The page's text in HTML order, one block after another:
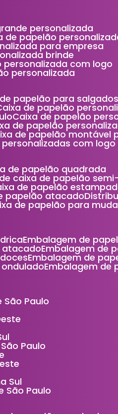
personalizada
de papelão
para empresa
brinde
personalizada com logo
personalizada
de papelão para
Caixa de papelão
Caixa de papelão
de papelão
de papelão
personalizadas com
de papelão quadrada
de caixa de papelão
de papelão
papelão atacado
de papelão para
Embalagem de
atacado Embalagem de
Embalagem de
ondulado Embalagem de
Paulo
Paulo
Sul
São Paulo